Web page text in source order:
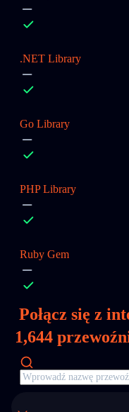
.NET Library
Go Library
PHP Library
Ruby Gem
Połącz się z
1,644